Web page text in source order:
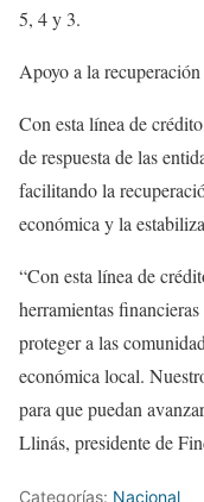
5, 4 y 3.
Apoyo a la
Con esta línea de
de respuesta de las
facilitando la
económica y la
“Con esta línea de
herramientas
proteger a las
económica local.
para que puedan
Llinás, presidente de
Categorías: Nacional